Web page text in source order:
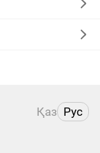
Қаз Рус